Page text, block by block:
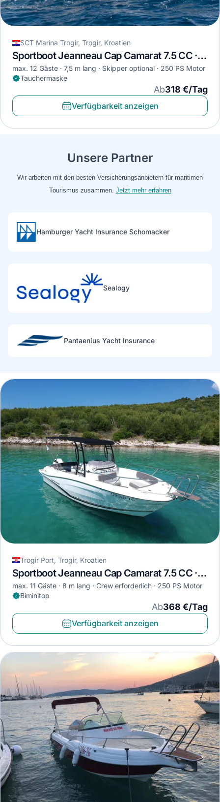
SCT Marina Trogir, Trogir, Kroatien
Sportboot Jeanneau Cap Camarat 7.5 CC · 2014
max. 12 Gäste 7,5 m lang Skipper optional
250 PS Motor
Tauchermaske
Ab318 €/Tag
Verfügbarkeit anzeigen
Unsere Partner
Wir arbeiten mit den besten Versicherungsanbietern für maritimen
Tourismus zusammen. Jetzt mehr erfahren
Hamburger Yacht Insurance Schomacker
Sealogy
Pantaenius Yacht Insurance
Trogir Port, Trogir, Kroatien
Sportboot Jeanneau Cap Camarat 7.5 CC · 2023
max. 11 Gäste 8 m lang Crew erforderlich
250 PS Motor
Biminitop
Ab368 €/Tag
Verfügbarkeit anzeigen